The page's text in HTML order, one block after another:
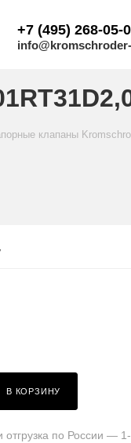
+7 (495) 268-05-
клапаны
В КОРЗИНУ
отгрузка по России —